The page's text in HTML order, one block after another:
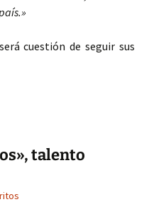
cuestión de seguir sus
talento